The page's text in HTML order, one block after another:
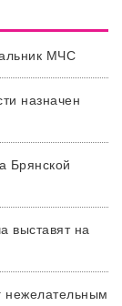
МЧС
назначен
Брянской
выставят на
нежелательным